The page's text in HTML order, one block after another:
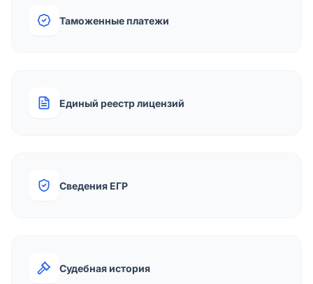
Таможенные платежи
Единый реестр лицензий
Сведения ЕГР
Судебная история